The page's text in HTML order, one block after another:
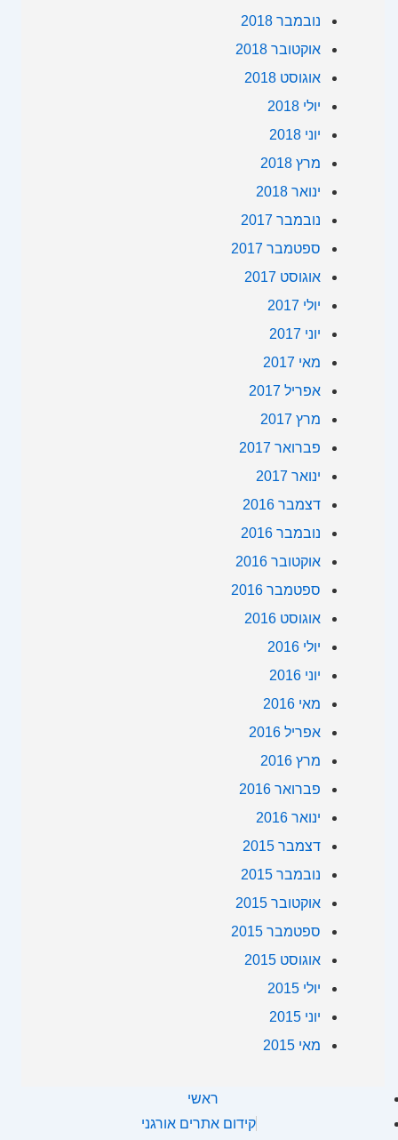
נובמבר 2018
אוקטובר 2018
אוגוסט 2018
יולי 2018
יוני 2018
מרץ 2018
ינואר 2018
נובמבר 2017
ספטמבר 2017
אוגוסט 2017
יולי 2017
יוני 2017
מאי 2017
אפריל 2017
מרץ 2017
פברואר 2017
ינואר 2017
דצמבר 2016
נובמבר 2016
אוקטובר 2016
ספטמבר 2016
אוגוסט 2016
יולי 2016
יוני 2016
מאי 2016
אפריל 2016
מרץ 2016
פברואר 2016
ינואר 2016
דצמבר 2015
נובמבר 2015
אוקטובר 2015
ספטמבר 2015
אוגוסט 2015
יולי 2015
יוני 2015
מאי 2015
ראשי
קידום אתרים אורגני